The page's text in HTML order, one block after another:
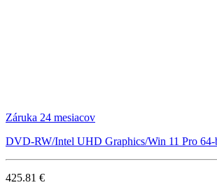
Záruka 24 mesiacov
DVD-RW/Intel UHD Graphics/Win 11 Pro 64-
425.81 €